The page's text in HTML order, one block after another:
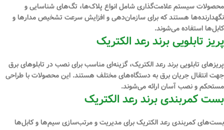
محصولات سیستم علامت‌گذاری شامل انواع پلاک‌ها، تگ‌های شناسایی و
نگهدارنده‌ها هستند که برای سازمان‌دهی و افزایش سرعت تشخیص مدارها و
کابل‌ها استفاده می‌شوند.
پریز تابلویی برند رعد الکتریک
پریزهای تابلویی برند رعد الکتریک، گزینه‌ای مناسب برای نصب در تابلوهای برق
جهت انتقال جریان برق به دستگاه‌های مختلف هستند. این محصولات با طراحی
مستحکم و نصب آسان ارائه می‌شوند.
بست کمربندی برند رعد الکتریک
بست‌های کمربندی رعد الکتریک برای مدیریت و مرتب‌سازی سیم‌ها و کابل‌ها